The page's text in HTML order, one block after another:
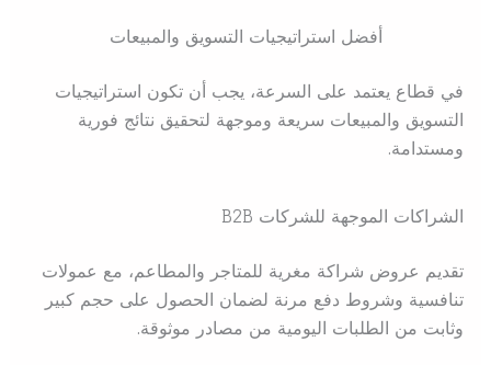
أفضل استراتيجيات التسويق والمبيعات
في قطاع يعتمد على السرعة، يجب أن تكون استراتيجيات
التسويق والمبيعات سريعة وموجهة لتحقيق نتائج فورية
ومستدامة.
الشراكات الموجهة للشركات B2B
تقديم عروض شراكة مغرية للمتاجر والمطاعم، مع عمولات
تنافسية وشروط دفع مرنة لضمان الحصول على حجم كبير
وثابت من الطلبات اليومية من مصادر موثوقة.